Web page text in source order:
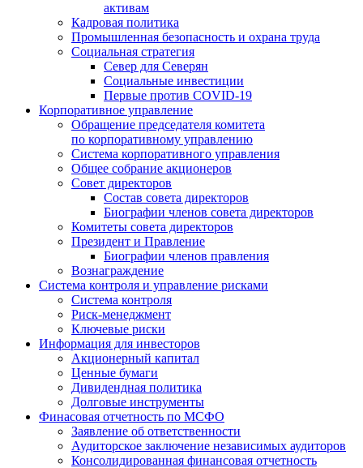
активам
Кадровая политика
Промышленная безопасность и охрана труда
Социальная стратегия
Север для Северян
Социальные инвестиции
Первые против COVID‑19
Корпоративное управление
Обращение председателя комитета
по корпоративному управлению
Система корпоративного управления
Общее собрание акционеров
Совет директоров
Состав совета директоров
Биографии членов совета директоров
Комитеты совета директоров
Президент и Правление
Биографии членов правления
Вознаграждение
Система контроля и управление рисками
Система контроля
Риск-менеджмент
Ключевые риски
Информация для инвесторов
Акционерный капитал
Ценные бумаги
Дивидендная политика
Долговые инструменты
Финасовая отчетность по МСФО
Заявление об ответственности
Аудиторское заключение независимых аудиторов
Консолидированная финансовая отчетность